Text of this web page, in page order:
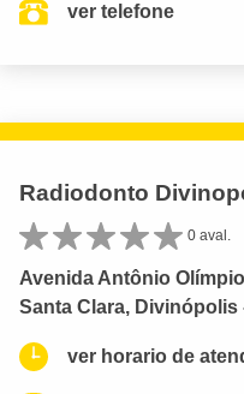
ver telefone
Radiodonto
0 aval.
Avenida Antônio
Santa Clara, Divinópolis
ver horario de